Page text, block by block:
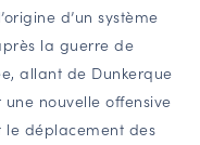
»
d’un système
la guerre de
allant de Dunkerque
nouvelle offensive
déplacement des